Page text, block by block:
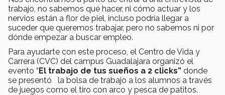
trabajo, no sabemos qué hacer, ni cómo actuar y los
nervios están a flor de piel, incluso podría llegar a
suceder que queremos trabajar, pero no sabemos ni por
dónde empezar a buscar empleo.
Para ayudarte con este proceso, el Centro de Vida y
Carrera (CVC) del campus Guadalajara organizó el
evento “El trabajo de tus sueños a 2 clicks” donde
se presentó la bolsa de trabajo a los alumnos a través
de juegos como el tiro con arco y pesca de patitos.